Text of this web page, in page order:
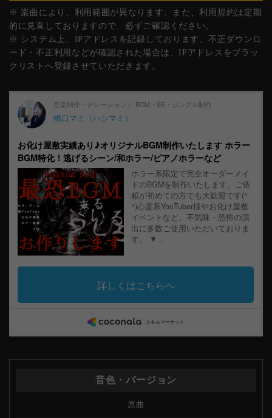
※ 楽曲により、利用範囲が異なります。また、利用規約は定期
的に見直しておりますので、必ずご確認ください。
※ システム上、IPアドレスを記録しております。不正ダウンロ
ード・不正利用などが確認された場合は、IPアドレスをブラッ
クリストへ登録させていただきます。
原曲